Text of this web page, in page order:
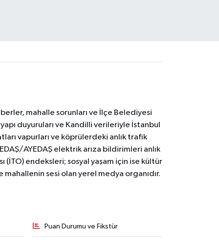
mahalle sorunları ve İlçe Belediyesi
duyuruları ve Kandilli verileriyle İstanbul
vapurları ve köprülerdeki anlık trafik
AYEDAŞ elektrik arıza bildirimleri anlık
(İTO) endeksleri; sosyal yaşam için ise kültür
sesi olan yerel medya organıdır.
Puan Durumu ve Fikstür